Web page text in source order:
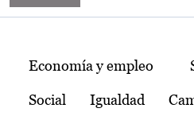
Temas
Economía y empleo
Social Igualdad